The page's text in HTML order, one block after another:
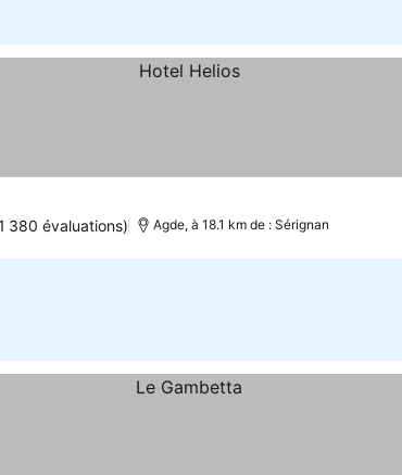
380 évaluations) Agde, à 18.1 km de : Sérignan